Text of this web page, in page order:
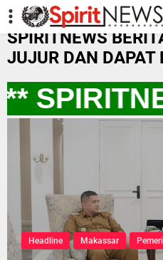
-->
SPIRITNEWS
JUJUR DAN DAPAT
Headline Makassar